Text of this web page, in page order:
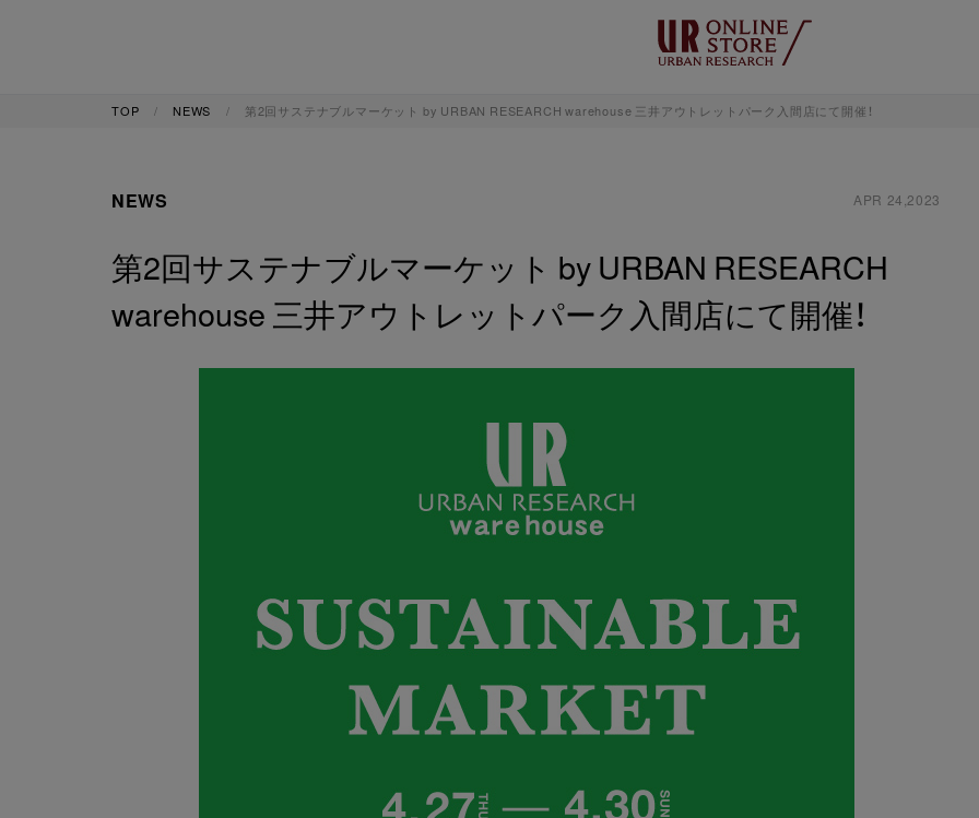
TOP NEWS 第2回サステナブルマーケット by URBAN RESEARCH warehouse 三井アウトレットパーク入間店にて開催！
NEWS APR 24,2023
第2回サステナブルマーケット by URBAN RESEARCH
warehouse 三井アウトレットパーク入間店にて開催！